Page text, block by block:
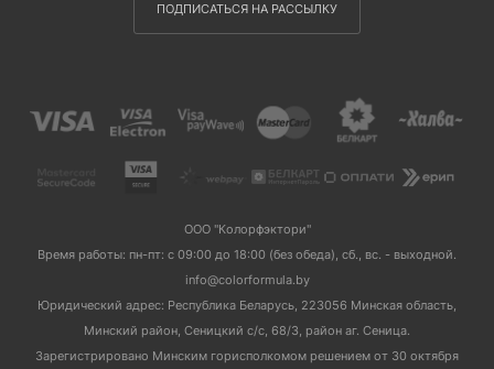
ПОДПИСАТЬСЯ НА РАССЫЛКУ
ООО "Колорфэктори"
Время работы: пн-пт: с 09:00 до 18:00 (без обеда), сб., вс. - выходной.
info@colorformula.by
Юридический адрес: Республика Беларусь, 223056 Минская область,
Минский район, Сеницкий с/с, 68/3, район аг. Сеница.
Зарегистрировано Минским горисполкомом решением от 30 октября